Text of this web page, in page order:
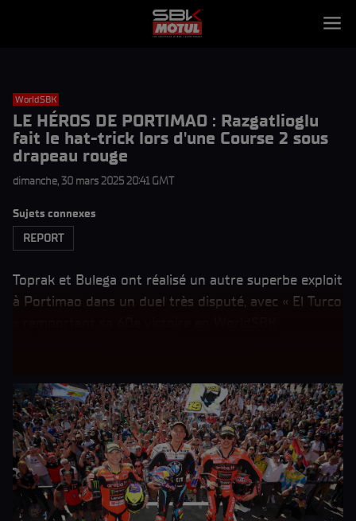
WorldSBK
LE HÉROS DE PORTIMAO : Razgatlioglu
fait le hat-trick lors d'une Course 2 sous
drapeau rouge
dimanche, 30 mars 2025 20:41 GMT
Sujets connexes
REPORT
Toprak et Bulega ont réalisé un autre superbe exploit
à Portimao dans un duel très disputé, avec « El Turco